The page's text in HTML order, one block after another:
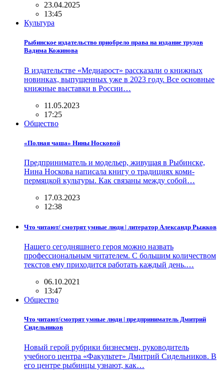
23.04.2025
13:45
Культура
Рыбинское издательство приобрело права на издание трудов
Вадима Кожинова
В издательстве «Медиарост» рассказали о книжных
новинках, выпущенных уже в 2023 году. Все основные
книжные выставки в России…
11.05.2023
17:25
Общество
«Полная чаша» Нины Носковой
Предприниматель и модельер, живущая в Рыбинске,
Нина Носкова написала книгу о традициях коми-
пермяцкой культуры. Как связаны между собой…
17.03.2023
12:38
Что читают/ смотрят умные люди | литератор Александр Рыжков
Нашего сегодняшнего героя можно назвать
профессиональным читателем. С большим количеством
текстов ему приходится работать каждый день.…
06.10.2021
13:47
Общество
Что читают/смотрят умные люди | предприниматель Дмитрий
Сидельников
Новый герой рубрики бизнесмен, руководитель
учебного центра «Факультет» Дмитрий Сидельников. В
его центре рыбинцы узнают, как…